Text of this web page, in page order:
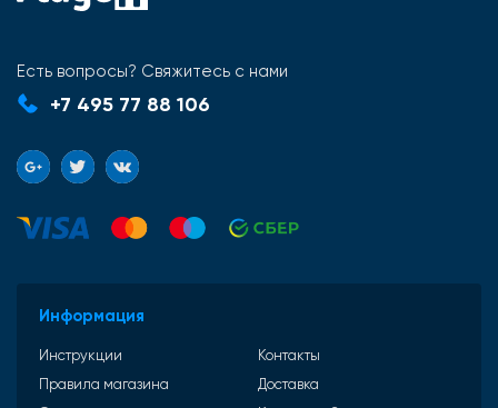
Есть вопросы? Свяжитесь с нами
+7 495 77 88 106
Информация
Инструкции
Контакты
Правила магазина
Доставка